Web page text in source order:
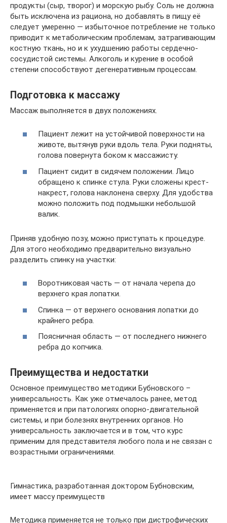
продукты (сыр, творог) и морскую рыбу. Соль не должна
быть исключена из рациона, но добавлять в пищу её
следует умеренно — избыточное потребление не только
приводит к метаболическим проблемам, затрагивающим
костную ткань, но и к ухудшению работы сердечно-
сосудистой системы. Алкоголь и курение в особой
степени способствуют дегенеративным процессам.
Подготовка к массажу
Массаж выполняется в двух положениях.
Пациент лежит на устойчивой поверхности на
животе, вытянув руки вдоль тела. Руки подняты,
голова повернута боком к массажисту.
Пациент сидит в сидячем положении. Лицо
обращено к спинке стула. Руки сложены крест-
накрест, голова наклонена сверху. Для удобства
можно положить под подмышки небольшой
валик.
Приняв удобную позу, можно приступать к процедуре.
Для этого необходимо предварительно визуально
разделить спинку на участки:
Воротниковая часть — от начала черепа до
верхнего края лопатки.
Спинка — от верхнего основания лопатки до
крайнего ребра.
Поясничная область — от последнего нижнего
ребра до копчика.
Преимущества и недостатки
Основное преимущество методики Бубновского –
универсальность. Как уже отмечалось ранее, метод
применяется и при патологиях опорно-двигательной
системы, и при болезнях внутренних органов. Но
универсальность заключается и в том, что курс
применим для представителя любого пола и не связан с
возрастными ограничениями.
Гимнастика, разработанная доктором Бубновским,
имеет массу преимуществ
Методика применяется не только при дистрофических